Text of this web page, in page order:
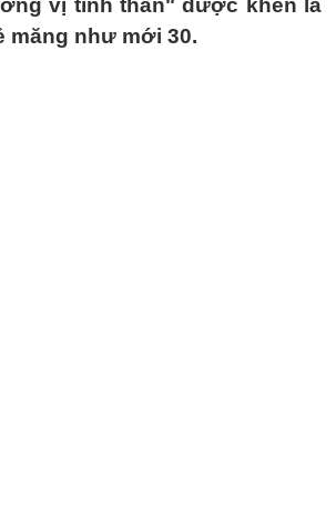
vị tình thân" được khen là
măng như mới 30.